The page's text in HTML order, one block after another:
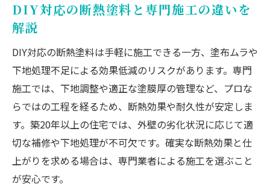
DIY対応の断熱塗料と専門施工の違いを
解説
DIY対応の断熱塗料は手軽に施工できる一方、塗布ムラや
下地処理不足による効果低減のリスクがあります。専門
施工では、下地調整や適正な塗膜厚の管理など、プロな
らではの工程を経るため、断熱効果や耐久性が安定しま
す。築20年以上の住宅では、外壁の劣化状況に応じて適
切な補修や下地処理が不可欠です。確実な断熱効果と仕
上がりを求める場合は、専門業者による施工を選ぶこと
が安心です。